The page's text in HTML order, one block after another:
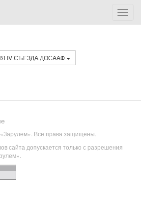
IV СЪЕЗДА ДОСААФ
Все права защищены.
сайта допускается только с разрешения